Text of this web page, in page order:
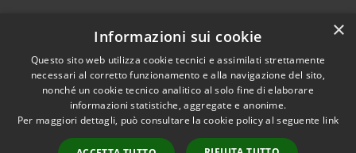
RSS
Accessibilità
Cookie
Mappa del sito
Copyright © 2023 •
Comune di Noicàttaro
Powered byMunicipium
Redazione•Portale
dipendente
×
Informazioni sui cookie
Questo sito web utilizza cookie tecnici e assimilati strettamente
necessari al corretto funzionamento e alla navigazione del sito,
nonché un cookie tecnico analitico al solo fine di elaborare
informazioni statistiche, aggregate e anonime.
Per maggiori dettagli, può consultare la cookie policy al seguente link